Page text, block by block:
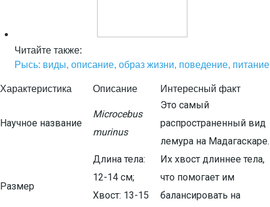
Читайте также:
Рысь: виды, описание, образ жизни, поведение, питание
Характеристика Описание Интересный факт
Научное название
Microcebus
murinus
Это самый
распространенный вид
лемура на Мадагаскаре.
Размер
Длина тела:
12-14 см;
Хвост: 13-15
Их хвост длиннее тела,
что помогает им
балансировать на